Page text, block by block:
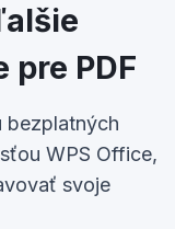
pre PDF
bezplatných
WPS Office,
svoje